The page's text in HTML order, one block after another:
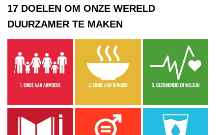
17 DOELEN OM ONZE WERELD
DUURZAMER TE MAKEN